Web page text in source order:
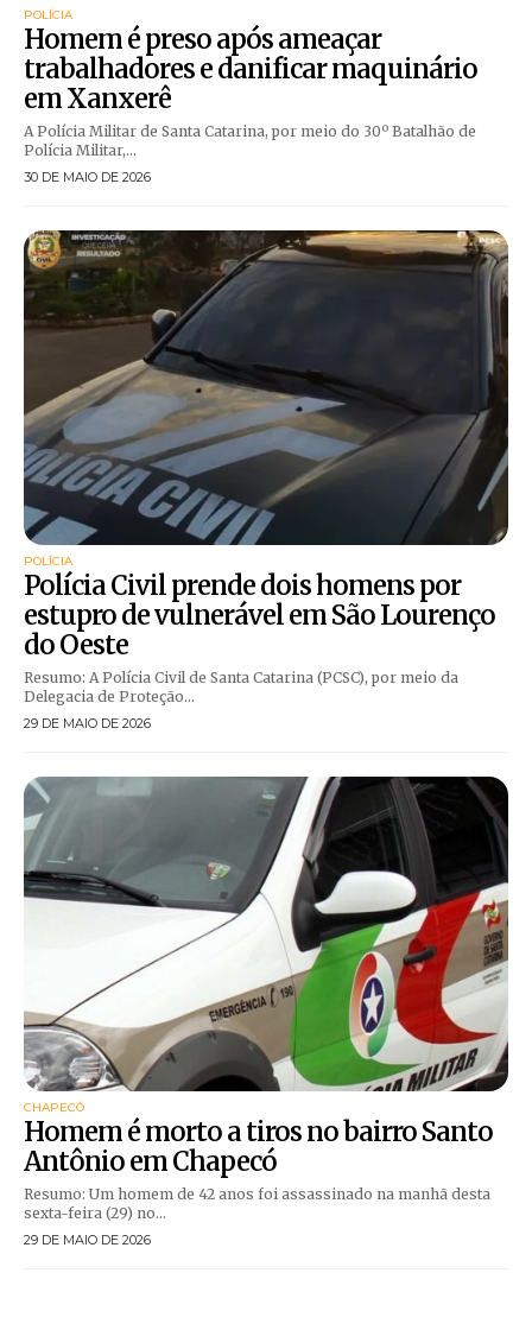
POLÍCIA
Homem é preso após ameaçar
trabalhadores e danificar maquinário
em Xanxerê
A Polícia Militar de Santa Catarina, por meio do 30º Batalhão de
Polícia Militar,...
30 DE MAIO DE 2026
POLÍCIA
Polícia Civil prende dois homens por
estupro de vulnerável em São Lourenço
do Oeste
Resumo: A Polícia Civil de Santa Catarina (PCSC), por meio da
Delegacia de Proteção...
29 DE MAIO DE 2026
CHAPECÓ
Homem é morto a tiros no bairro Santo
Antônio em Chapecó
Resumo: Um homem de 42 anos foi assassinado na manhã desta
sexta-feira (29) no...
29 DE MAIO DE 2026